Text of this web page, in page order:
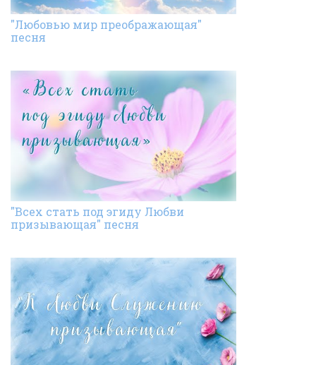
"Любовью мир преображающая"
песня
"Всех стать под эгиду Любви
призывающая" песня